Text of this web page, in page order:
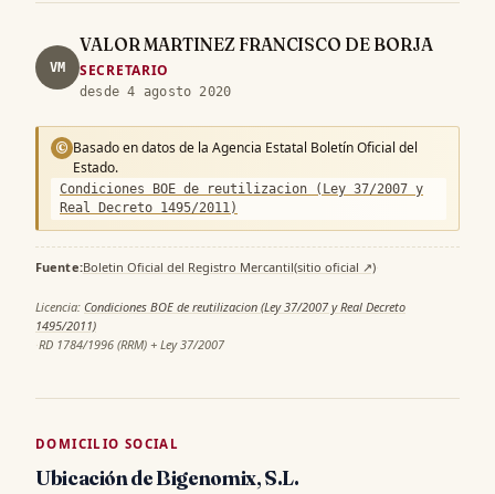
VM
VALOR MARTINEZ FRANCISCO DE BORJA
SECRETARIO
desde 4 agosto 2020
© Basado en datos de la Agencia Estatal Boletín Oficial del
Estado.
Condiciones BOE de reutilizacion (Ley 37/2007 y
Real Decreto 1495/2011)
Fuente:Boletin Oficial del Registro Mercantil(sitio oficial ↗)·
Licencia: Condiciones BOE de reutilizacion (Ley 37/2007 y Real Decreto
1495/2011)
·RD 1784/1996 (RRM) + Ley 37/2007
DOMICILIO SOCIAL
Ubicación de Bigenomix, S.L.